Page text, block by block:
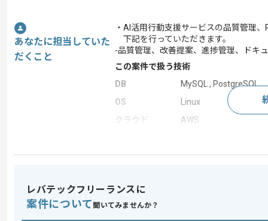
あなたに担当していた
だくこと
・AI活用行動支援サービスの品質管理
下記を行っていただきます。
-品質管理、改善提案、進捗管理、ドキ
この案件で扱う技術
DB
MySQL , PostgreSQL
OS
Linux
クラウド
AWS
開発ツール
Backlog , Git
特徴
レバテックフリーランスに
案件について 聞いてみませんか？